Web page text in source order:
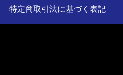
特定商取引法に基づく表記